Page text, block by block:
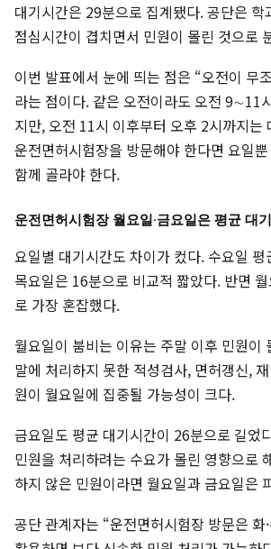
대기시간은 29분으로 집계됐다. 공단은 학
점심시간이 겹치면서 민원이 몰린 것으로
이번 발표에서 눈에 띄는 점은 “오전이 무
라는 점이다. 같은 오전이라도 오전 9∼11
지만, 오전 11시 이후부터 오후 2시까지는
운전면허시험장을 방문해야 한다면 요일
함께 골라야 한다.
운전면허시험장 월요일·금요일은 평균 대
요일별 대기시간도 차이가 컸다. 수요일
목요일은 16분으로 비교적 짧았다. 반면
로 가장 혼잡했다.
월요일이 붐비는 이유는 주말 이후 민원이
말에 처리하지 못한 적성검사, 면허갱신,
원이 월요일에 집중될 가능성이 크다.
금요일도 평균 대기시간이 26분으로 길었
민원을 처리하려는 수요가 몰린 영향으로
하지 않은 민원이라면 월요일과 금요일은
공단 관계자는 “운전면허시험장 방문은 화